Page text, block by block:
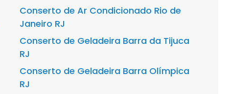
Conserto de Ar Condicionado Rio de
Janeiro RJ
Conserto de Geladeira Barra da Tijuca
RJ
Conserto de Geladeira Barra Olímpica
RJ